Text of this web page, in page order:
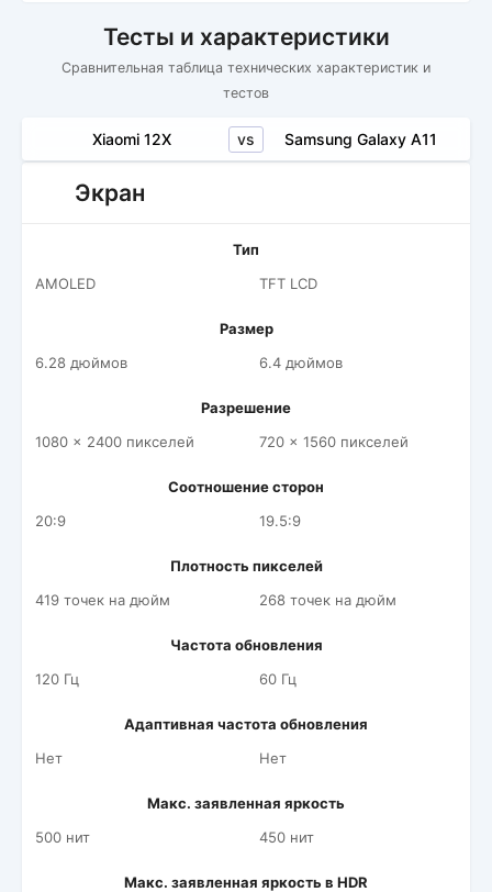
Тесты и характеристики
Сравнительная таблица технических характеристик и
тестов
Xiaomi 12X vs Samsung Galaxy A11
Экран
Тип
AMOLED
TFT LCD
Размер
6.28 дюймов
6.4 дюймов
Разрешение
1080 x 2400 пикселей
720 x 1560 пикселей
Соотношение сторон
20:9
19.5:9
Плотность пикселей
419 точек на дюйм
268 точек на дюйм
Частота обновления
120 Гц
60 Гц
Адаптивная частота обновления
Нет
Нет
Макс. заявленная яркость
500 нит
450 нит
Макс. заявленная яркость в HDR